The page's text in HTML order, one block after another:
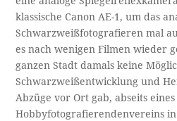
klassische Canon AE-1, um das
Schwarzweißfotografieren mal
es nach wenigen Filmen wieder
ganzen Stadt damals keine
Schwarzweißentwicklung und
Abzüge vor Ort gab, abseits
Hobbyfotografierendenvereins